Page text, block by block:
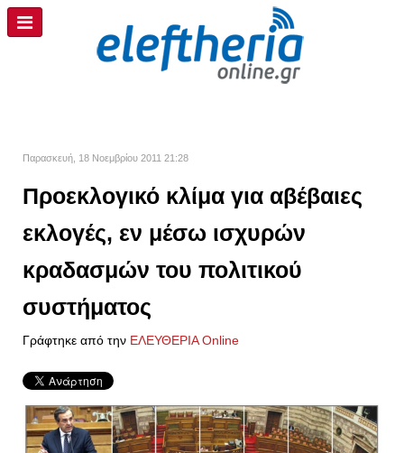
Παρασκευή, 18 Νοεμβρίου 2011 21:28
Προεκλογικό κλίμα για αβέβαιες
εκλογές, εν μέσω ισχυρών
κραδασμών του πολιτικού
συστήματος
Γράφτηκε από την ΕΛΕΥΘΕΡΙΑ Online